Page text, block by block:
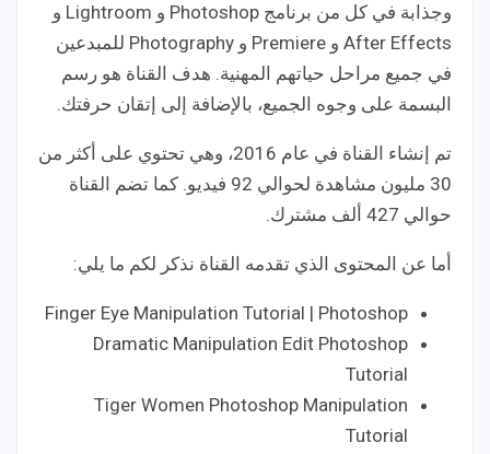
وجذابة في كل من برنامج Photoshop و Lightroom و
After Effects و Premiere و Photography للمبدعين
في جميع مراحل حياتهم المهنية. هدف القناة هو رسم
البسمة على وجوه الجميع، بالإضافة إلى إتقان حرفتك.
تم إنشاء القناة في عام 2016، وهي تحتوي على أكثر من
30 مليون مشاهدة لحوالي 92 فيديو. كما تضم القناة
حوالي 427 ألف مشترك.
أما عن المحتوى الذي تقدمه القناة نذكر لكم ما يلي:⠀
Finger Eye Manipulation Tutorial | Photoshop
Dramatic Manipulation Edit Photoshop
Tutorial
Tiger Women Photoshop Manipulation
Tutorial